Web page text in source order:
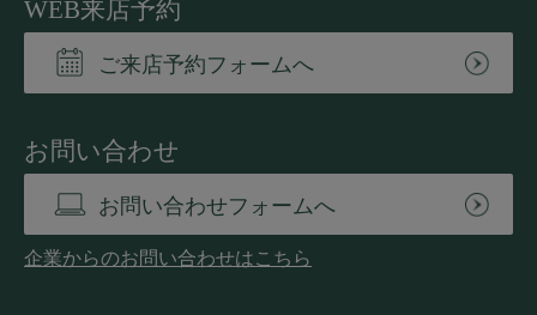
WEB来店予約
ご来店予約フォームへ
お問い合わせ
お問い合わせフォームへ
企業からのお問い合わせはこちら